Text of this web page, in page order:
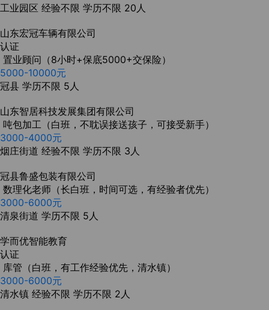
工业园区 经验不限 学历不限 20人
山东宏冠车辆有限公司
认证
置业顾问（8小时+保底5000+交保险）
5000-10000元
冠县 学历不限 5人
山东智居科技发展集团有限公司
吨包加工（白班，不耽误接送孩子，可接受新手）
3000-4000元
烟庄街道 经验不限 学历不限 3人
冠县鲁盛包装有限公司
数理化老师（长白班，时间可选，有经验者优先）
3000-6000元
清泉街道 学历不限 5人
学而优智能教育
认证
库管（白班，有工作经验优先，清水镇）
3000-6000元
清水镇 经验不限 学历不限 2人